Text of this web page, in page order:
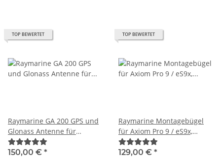
TOP BEWERTET
Raymarine GA 200 GPS und
Glonass Antenne für
Raymarine A80589
150,00 € *
TOP BEWERTET
Raymarine Montagebügel
für Axiom Pro 9 / eS9x,
R70384
129,00 € *